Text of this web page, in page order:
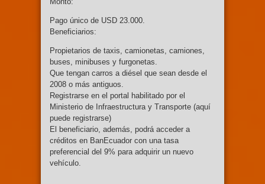
Pago único de USD 23.000.
Beneficiarios:
Propietarios de taxis, camionetas, camiones,
buses, minibuses y furgonetas.
Que tengan carros a diésel que sean desde el
2008 o más antiguos.
Registrarse en el portal habilitado por el
Ministerio de Infraestructura y Transporte (aquí
puede registrarse)
El beneficiario, además, podrá acceder a
créditos en BanEcuador con una tasa
preferencial del 9% para adquirir un nuevo
vehículo.